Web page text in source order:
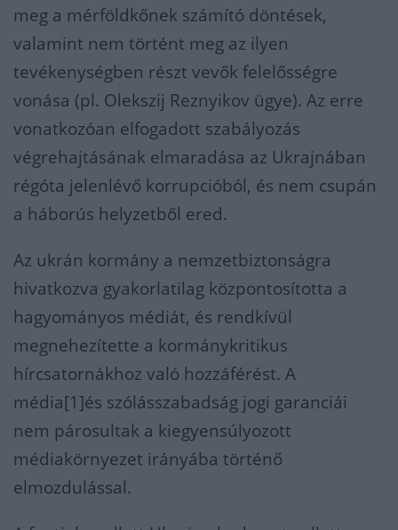
meg a mérföldkőnek számító döntések,
valamint nem történt meg az ilyen
tevékenységben részt vevők felelősségre
vonása (pl. Olekszij Reznyikov ügye). Az erre
vonatkozóan elfogadott szabályozás
végrehajtásának elmaradása az Ukrajnában
régóta jelenlévő korrupcióból, és nem csupán
a háborús helyzetből ered.
Az ukrán kormány a nemzetbiztonságra
hivatkozva gyakorlatilag központosította a
hagyományos médiát, és rendkívül
megnehezítette a kormánykritikus
hírcsatornákhoz való hozzáférést. A
média[1]és szólásszabadság jogi garanciái
nem párosultak a kiegyensúlyozott
médiakörnyezet irányába történő
elmozdulással.